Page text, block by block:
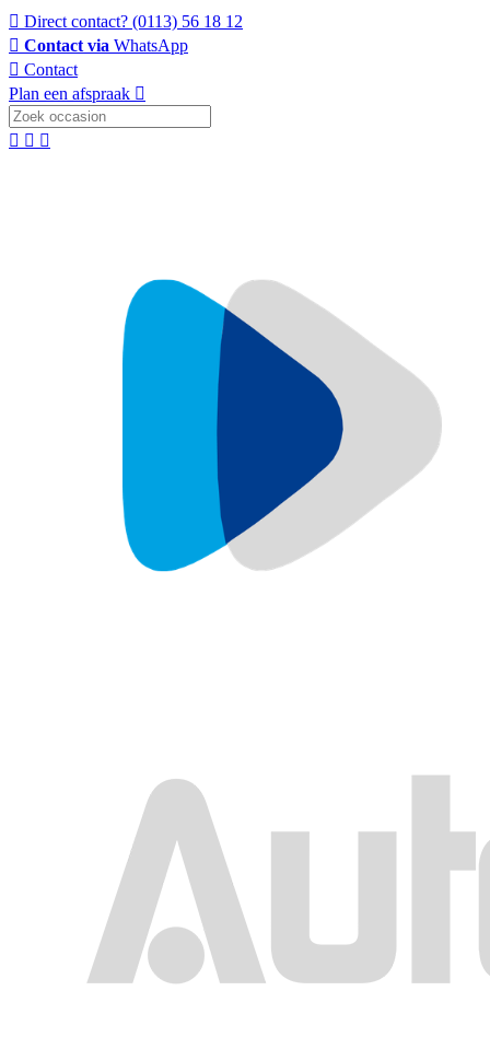
Direct contact? (0113) 56 18 12
Contact via WhatsApp
Contact
Plan een afspraak